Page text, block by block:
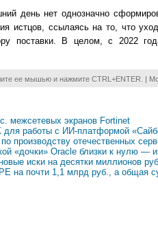
день нет однозначно
истцов, ссылаясь на то, что
поставки. В целом, с 2022
ее мышью и нажмите CTRL+ENTER. |
межсетевых экранов Fortinet
работы с ИИ-платформой
производству отечественных
«дочки» Oracle близки к нулю
иски на десятки миллионов
на почти 1,1 млрд руб., а общая